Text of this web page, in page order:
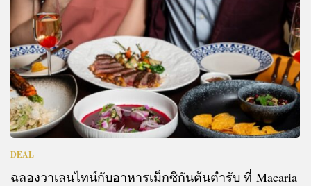
DEAL
ฉลองวาเลนไทน์กับอาหารเม็กซิกันต้นตำรับ ที่ Macaria